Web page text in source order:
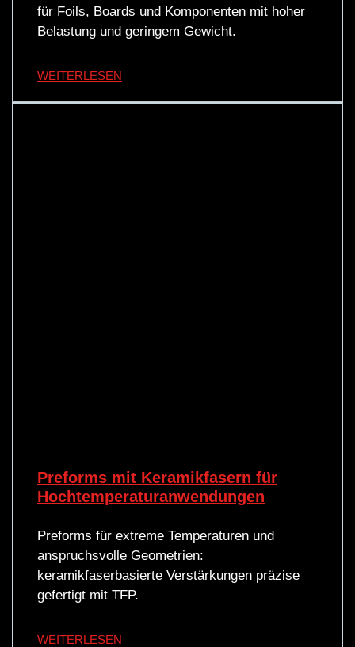
für Foils, Boards und Komponenten mit hoher
Belastung und geringem Gewicht.
WEITERLESEN
Preforms mit Keramikfasern für
Hoch­temperatur­anwendungen
Preforms für extreme Temperaturen und
anspruchsvolle Geometrien:
keramikfaserbasierte Verstärkungen präzise
gefertigt mit TFP.
WEITERLESEN